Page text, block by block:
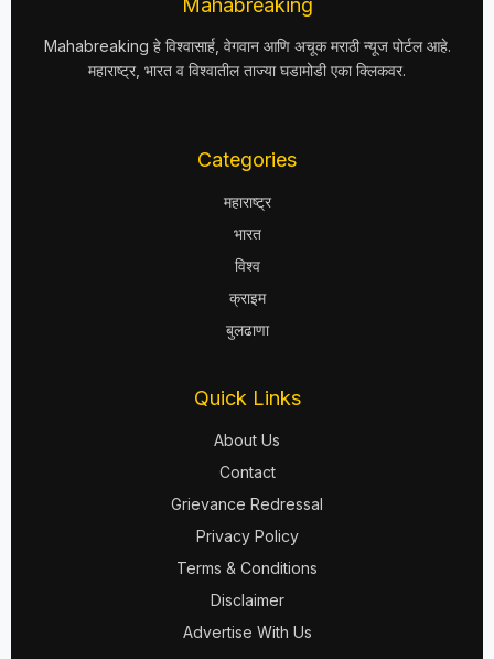
Mahabreaking
Mahabreaking हे विश्वासार्ह, वेगवान आणि अचूक मराठी न्यूज पोर्टल आहे.
महाराष्ट्र, भारत व विश्वातील ताज्या घडामोडी एका क्लिकवर.
Categories
महाराष्ट्र
भारत
विश्व
क्राइम
बुलढाणा
Quick Links
About Us
Contact
Grievance Redressal
Privacy Policy
Terms & Conditions
Disclaimer
Advertise With Us